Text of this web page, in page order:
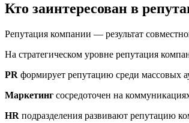
Кто заинтересован в
Репутация компании — результат
На стратегическом уровне репутация
PR формирует репутацию среди массовых
Маркетинг сосредоточен на
HR подразделения развивают репутацию